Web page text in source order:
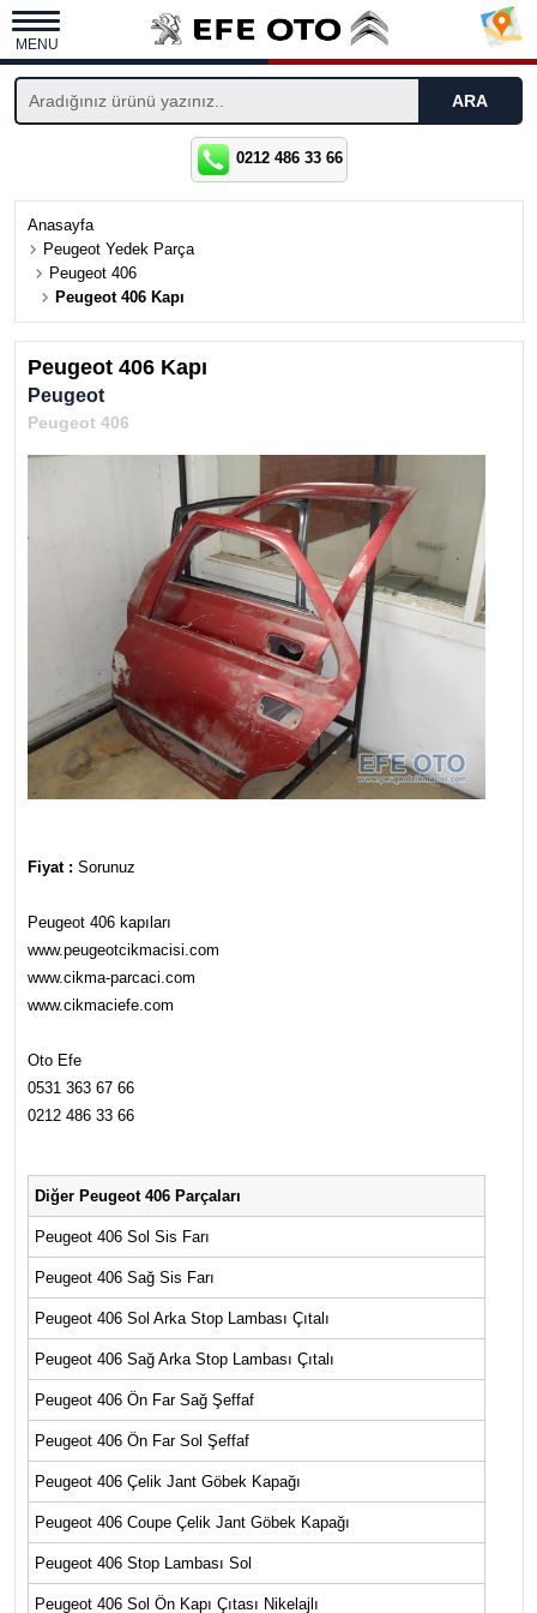
MENU
0212 486 33 66
Anasayfa
Peugeot Yedek Parça
Peugeot 406
Peugeot 406 Kapı
Peugeot 406 Kapı
Peugeot
Peugeot 406
Fiyat : Sorunuz
Peugeot 406 kapıları
www.peugeotcikmacisi.com
www.cikma-parcaci.com
www.cikmaciefe.com
Oto Efe
0531 363 67 66
0212 486 33 66
Diğer Peugeot 406 Parçaları
Peugeot 406 Sol Sis Farı
Peugeot 406 Sağ Sis Farı
Peugeot 406 Sol Arka Stop Lambası Çıtalı
Peugeot 406 Sağ Arka Stop Lambası Çıtalı
Peugeot 406 Ön Far Sağ Şeffaf
Peugeot 406 Ön Far Sol Şeffaf
Peugeot 406 Çelik Jant Göbek Kapağı
Peugeot 406 Coupe Çelik Jant Göbek Kapağı
Peugeot 406 Stop Lambası Sol
Peugeot 406 Sol Ön Kapı Çıtası Nikelajlı